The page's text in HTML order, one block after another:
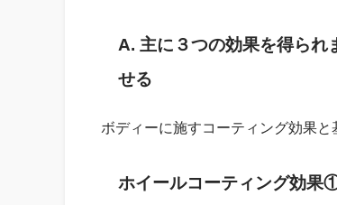
A. 主に３つの効果を得ら
せる
ボディーに施すコーティング効果
ホイールコーティング効果